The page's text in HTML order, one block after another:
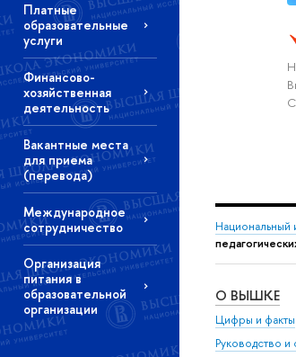
Платные
образовательные
услуги
Финансово-
хозяйственная
деятельность
Вакантные места
для приема
(перевода)
Международное
сотрудничество
Организация
питания в
образовательной
организации
Национальный
О ВЫШКЕ
Цифры и факты
Руководство и